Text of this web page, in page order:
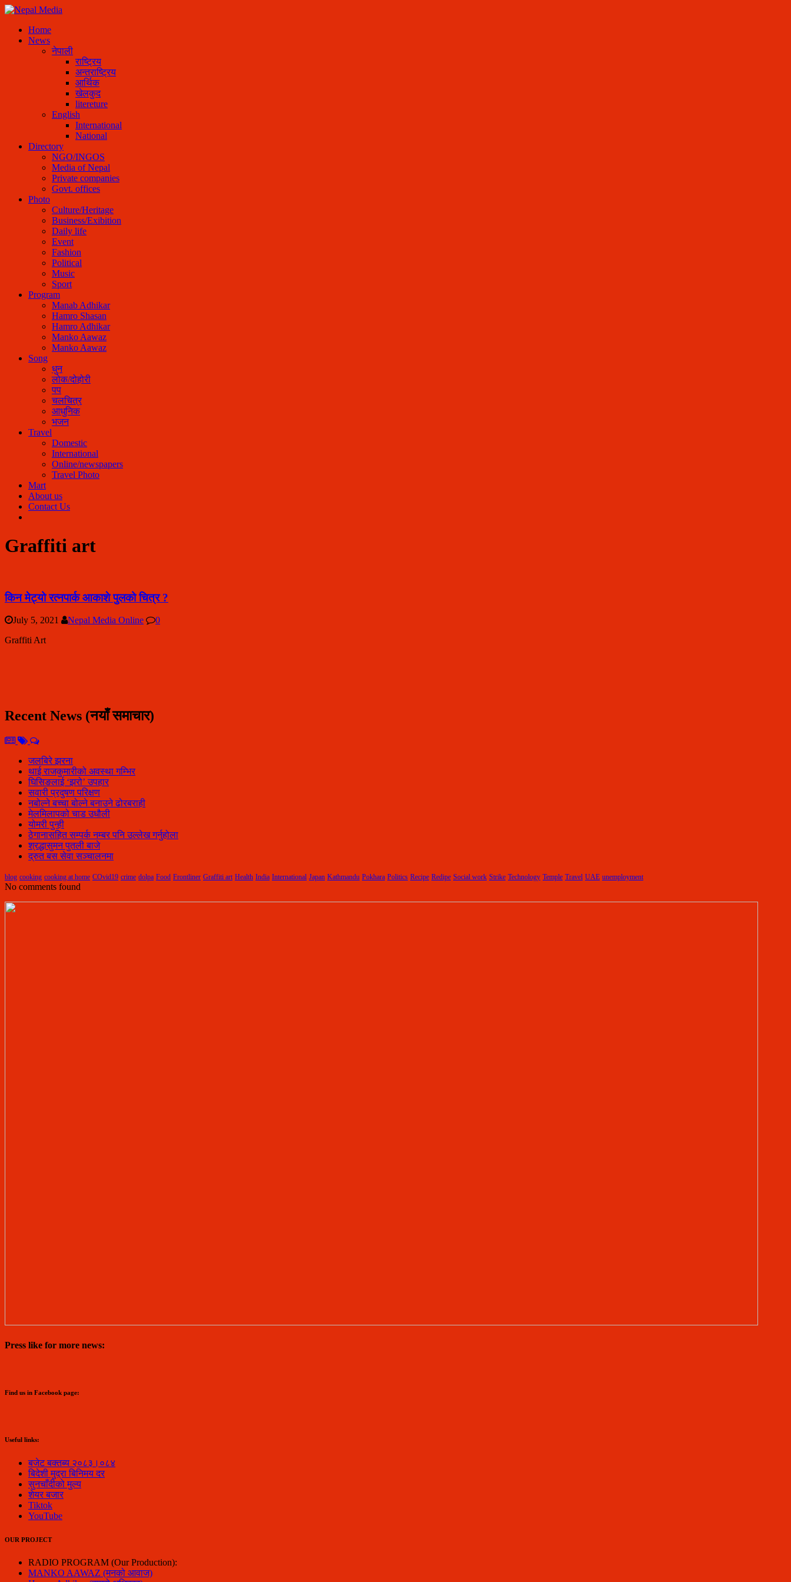
Home
News
नेपाली
राष्ट्रिय
अन्तराष्ट्रिय
आर्थिक
खेलकुद
litereture
English
International
National
Directory
NGO/INGOS
Media of Nepal
Private companies
Govt. offices
Photo
Culture/Heritage
Business/Exibition
Daily life
Event
Fashion
Political
Music
Sport
Program
Manab Adhikar
Hamro Shasan
Hamro Adhikar
Manko Aawaz
Manko Aawaz
Song
धुन
लोक/दोहोरी
पप
चलचित्र
आधुनिक
भजन
Travel
Domestic
International
Online/newspapers
Travel Photo
Mart
About us
Contact Us
Graffiti art
किन मेट्यो रत्नपार्क आकाशे पुलको चित्र ?
July 5, 2021 Nepal Media Online
0
Graffiti Art
Recent News (नयाँ समाचार)
जलबिरे झरना
थाई राजकुमारीको अवस्था गम्भिर
घिसिङलाई ‘झरो’ उपहार
सवारी प्रदुषण परिक्षण
नबोल्ने बच्चा बोल्ने बनाउने ढोरबराही
मेलमिलापको चाड उधौली
योमरी पुन्ही
ठेगानासहित सम्पर्क नम्बर पनि उल्लेख गर्नुहोला
श्रद्धासुमन पुतली बाजे
द्रुत बस सेवा सञ्चालनमा
blog cooking cooking at home COvid19 crime dolpa Food Frontliner Graffiti art Health India International Japan Kathmandu Pokhara Politics Recipe Redipe Social work Strike Technology Temple Travel UAE unemployment
No comments found
Press like for more news:
Find us in Facebook page:
Useful links:
बजेट बक्तब्य २०८३।०८४
बिदेशी मुद्रा बिनिमय दर
सुनचाँदीको मुल्य
शेयर बजार
Tiktok
YouTube
OUR PROJECT
RADIO PROGRAM (Our Production):
MANKO AAWAZ (मनको आवाज)